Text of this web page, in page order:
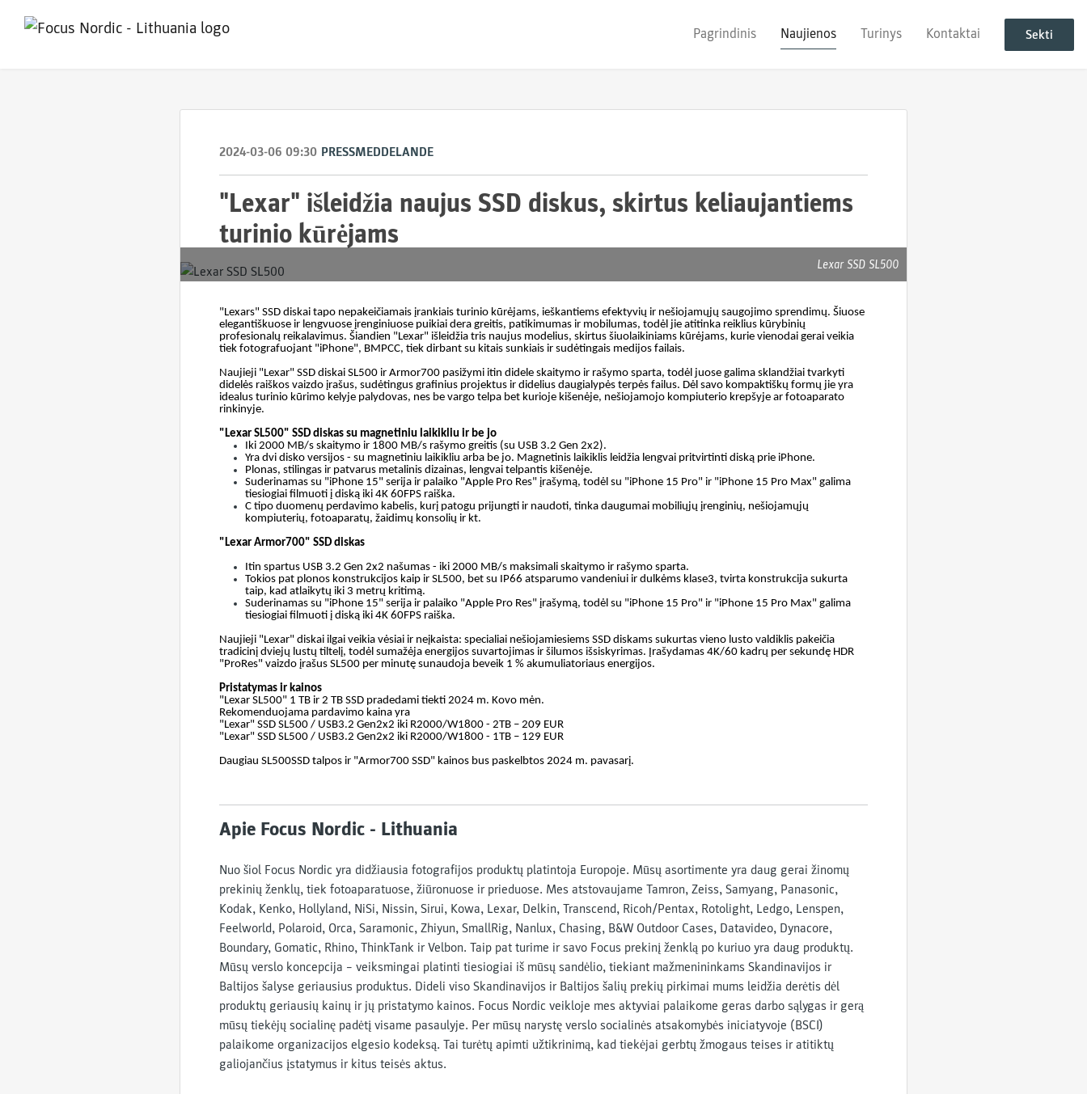
Pagrindinis Naujienos Turinys Kontaktai Sekti
2024-03-06 09:30 PRESSMEDDELANDE
"Lexar" išleidžia naujus SSD diskus, skirtus keliaujantiems
turinio kūrėjams
Lexar SSD SL500
"Lexars" SSD diskai tapo nepakeičiamais įrankiais turinio kūrėjams, ieškantiems efektyvių ir nešiojamųjų saugojimo sprendimų. Šiuose
elegantiškuose ir lengvuose įrenginiuose puikiai dera greitis, patikimumas ir mobilumas, todėl jie atitinka reiklius kūrybinių
profesionalų reikalavimus. Šiandien "Lexar" išleidžia tris naujus modelius, skirtus šiuolaikiniams kūrėjams, kurie vienodai gerai veikia
tiek fotografuojant "iPhone", BMPCC, tiek dirbant su kitais sunkiais ir sudėtingais medijos failais.
Naujieji "Lexar" SSD diskai SL500 ir Armor700 pasižymi itin didele skaitymo ir rašymo sparta, todėl juose galima sklandžiai tvarkyti
didelės raiškos vaizdo įrašus, sudėtingus grafinius projektus ir didelius daugialypės terpės failus. Dėl savo kompaktiškų formų jie yra
idealus turinio kūrimo kelyje palydovas, nes be vargo telpa bet kurioje kišenėje, nešiojamojo kompiuterio krepšyje ar fotoaparato
rinkinyje.
"Lexar SL500" SSD diskas su magnetiniu laikikliu ir be jo
Iki 2000 MB/s skaitymo ir 1800 MB/s rašymo greitis (su USB 3.2 Gen 2x2).
Yra dvi disko versijos - su magnetiniu laikikliu arba be jo. Magnetinis laikiklis leidžia lengvai pritvirtinti diską prie iPhone.
Plonas, stilingas ir patvarus metalinis dizainas, lengvai telpantis kišenėje.
Suderinamas su "iPhone 15" serija ir palaiko "Apple Pro Res" įrašymą, todėl su "iPhone 15 Pro" ir "iPhone 15 Pro Max" galima
tiesiogiai filmuoti į diską iki 4K 60FPS raiška.
C tipo duomenų perdavimo kabelis, kurį patogu prijungti ir naudoti, tinka daugumai mobiliųjų įrenginių, nešiojamųjų
kompiuterių, fotoaparatų, žaidimų konsolių ir kt.
"Lexar Armor700" SSD diskas
Itin spartus USB 3.2 Gen 2x2 našumas - iki 2000 MB/s maksimali skaitymo ir rašymo sparta.
Tokios pat plonos konstrukcijos kaip ir SL500, bet su IP66 atsparumo vandeniui ir dulkėms klase3, tvirta konstrukcija sukurta
taip, kad atlaikytų iki 3 metrų kritimą.
Suderinamas su "iPhone 15" serija ir palaiko "Apple Pro Res" įrašymą, todėl su "iPhone 15 Pro" ir "iPhone 15 Pro Max" galima
tiesiogiai filmuoti į diską iki 4K 60FPS raiška.
Naujieji "Lexar" diskai ilgai veikia vėsiai ir neįkaista: specialiai nešiojamiesiems SSD diskams sukurtas vieno lusto valdiklis pakeičia
tradicinį dviejų lustų tiltelį, todėl sumažėja energijos suvartojimas ir šilumos išsiskyrimas. Įrašydamas 4K/60 kadrų per sekundę HDR
"ProRes" vaizdo įrašus SL500 per minutę sunaudoja beveik 1 % akumuliatoriaus energijos.
Pristatymas ir kainos
"Lexar SL500" 1 TB ir 2 TB SSD pradedami tiekti 2024 m. Kovo mėn.
Rekomenduojama pardavimo kaina yra
"Lexar" SSD SL500 / USB3.2 Gen2x2 iki R2000/W1800 - 2TB – 209 EUR
"Lexar" SSD SL500 / USB3.2 Gen2x2 iki R2000/W1800 - 1TB – 129 EUR
Daugiau SL500SSD talpos ir "Armor700 SSD" kainos bus paskelbtos 2024 m. pavasarį.
Apie Focus Nordic - Lithuania
Nuo šiol Focus Nordic yra didžiausia fotografijos produktų platintoja Europoje. Mūsų asortimente yra daug gerai žinomų
prekinių ženklų, tiek fotoaparatuose, žiūronuose ir prieduose. Mes atstovaujame Tamron, Zeiss, Samyang, Panasonic,
Kodak, Kenko, Hollyland, NiSi, Nissin, Sirui, Kowa, Lexar, Delkin, Transcend, Ricoh/Pentax, Rotolight, Ledgo, Lenspen,
Feelworld, Polaroid, Orca, Saramonic, Zhiyun, SmallRig, Nanlux, Chasing, B&W Outdoor Cases, Datavideo, Dynacore,
Boundary, Gomatic, Rhino, ThinkTank ir Velbon. Taip pat turime ir savo Focus prekinį ženklą po kuriuo yra daug produktų.
Mūsų verslo koncepcija – veiksmingai platinti tiesiogiai iš mūsų sandėlio, tiekiant mažmenininkams Skandinavijos ir
Baltijos šalyse geriausius produktus. Dideli viso Skandinavijos ir Baltijos šalių prekių pirkimai mums leidžia derėtis dėl
produktų geriausių kainų ir jų pristatymo kainos. Focus Nordic veikloje mes aktyviai palaikome geras darbo sąlygas ir gerą
mūsų tiekėjų socialinę padėtį visame pasaulyje. Per mūsų narystę verslo socialinės atsakomybės iniciatyvoje (BSCI)
palaikome organizacijos elgesio kodeksą. Tai turėtų apimti užtikrinimą, kad tiekėjai gerbtų žmogaus teises ir atitiktų
galiojančius įstatymus ir kitus teisės aktus.